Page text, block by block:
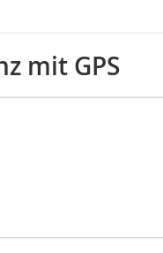
mit GPS